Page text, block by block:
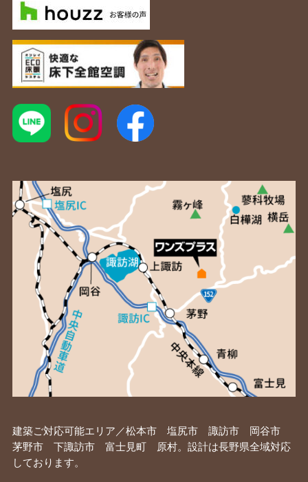
建築ご対応可能エリア／松本市 塩尻市 諏訪市 岡谷市
茅野市 下諏訪市 富士見町 原村。設計は長野県全域対応
しております。